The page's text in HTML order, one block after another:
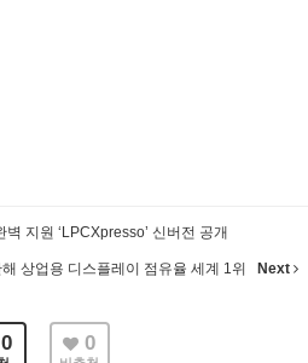
지원 ‘LPCXpresso’ 신버전 공개
상업용 디스플레이 점유율 세계 1위 Next
0 0